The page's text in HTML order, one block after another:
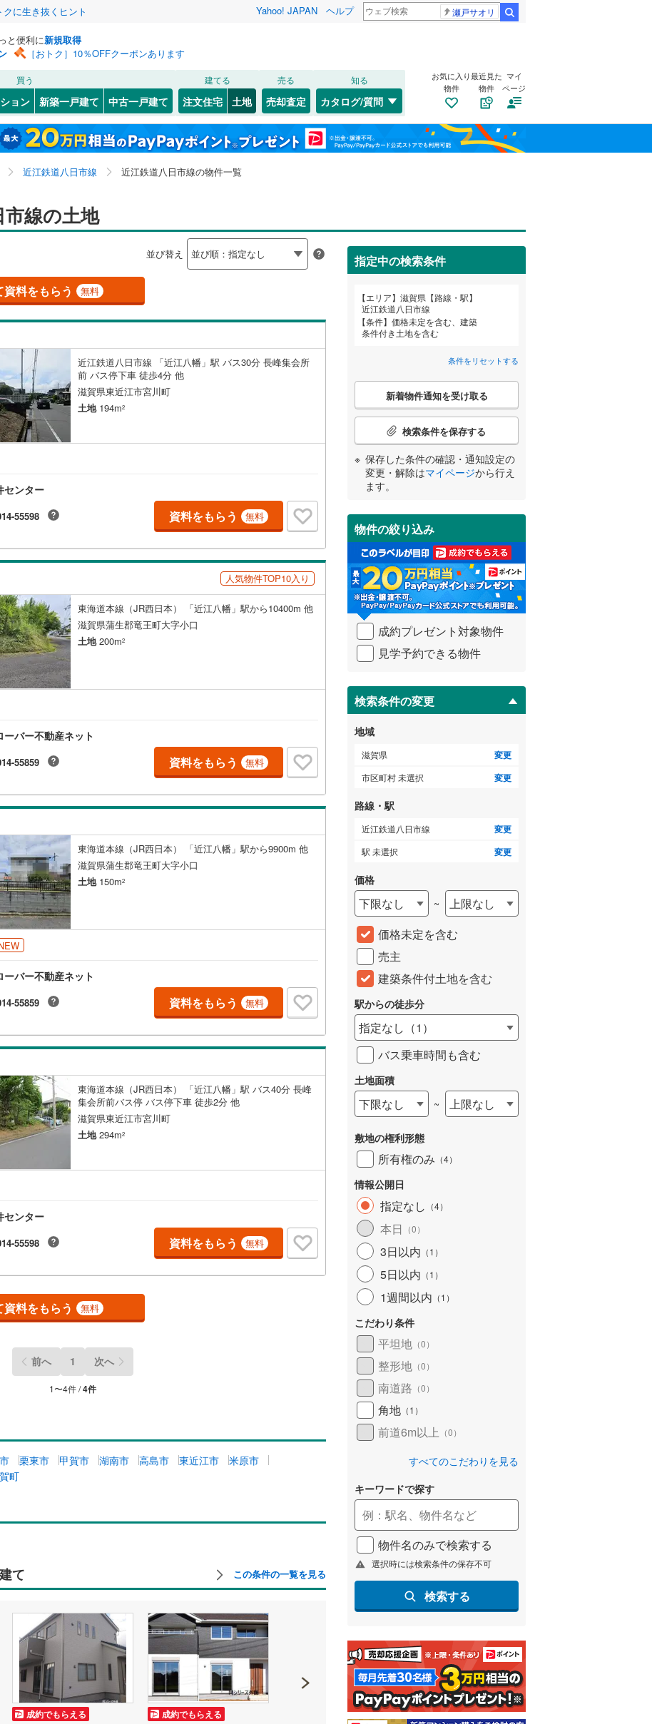
に生き抜くヒント Yahoo! JAPAN ヘルプ 瀬戸サオリ
と便利に新規取得
［おトク］10％OFFクーポンあります
買う
ョン 新築一戸建て 中古一戸建て
建てる
注文住宅 土地
売る
売却査定
知る
カタログ/質問
お気に入り
物件
最近見た
物件
マイ
ページ
近江鉄道八日市線 近江鉄道八日市線の物件一覧
線の土地
並び替え
資料をもらう 無料
近江鉄道八日市線 「近江八幡」駅 バス30分 長峰集会所
前 バス停下車 徒歩4分 他
滋賀県東近江市宮川町
土地194m2
センター
55598 資料をもらう 無料
人気物件TOP10入り
東海道本線（JR西日本） 「近江八幡」駅から10400m 他
滋賀県蒲生郡竜王町大字小口
土地200m2
ーバー不動産ネット
55859 資料をもらう 無料
東海道本線（JR西日本） 「近江八幡」駅から9900m 他
滋賀県蒲生郡竜王町大字小口
土地150m2
ーバー不動産ネット
55859 資料をもらう 無料
東海道本線（JR西日本） 「近江八幡」駅 バス40分 長峰
集会所前バス停 バス停下車 徒歩2分 他
滋賀県東近江市宮川町
土地294m2
センター
55598 資料をもらう 無料
資料をもらう 無料
前へ 1 次へ
1〜4件 /4件
栗東市 甲賀市 湖南市 高島市 東近江市
米原市
町
て この条件の一覧を見る
成約でもらえる 成約でもらえる 成約でもらえる 成約でもらえる
指定中の検索条件
エリア
滋賀県【路線・駅】
近江鉄道八日市線
条件
価格未定を含む、建築
条件付き土地を含む
条件をリセットする
こ
検
条
件
受
け
取
る
・
条
件
を
イ
ペ
ジ
に
保
存
す
る
新着物件通知を受け取る
検索条件を保存する
保存した条件の確認・通知設定の
変更・解除はマイページから行え
ます。
物件の絞り込み
成約プレゼント対象物件
見学予約できる物件
検索条件の変更
地域
滋賀県 変更
市区町村 未選択 変更
路線・駅
近江鉄道八日市線 変更
駅 未選択 変更
価格
下限なし ~
上限なし
価格未定を含む
売主
建築条件付土地を含む
駅からの徒歩分
指定なし （1 ）
バス乗車時間も含む
土地面積
下限なし ~ 上限なし
敷地の権利形態
所有権のみ （4）
情報公開日
指定なし （4）
本日 （0）
3日以内 （1 ）
5日以内 （1 ）
1週間以内 （1 ）
こだわり条件
平坦地 （0）
整形地 （0）
南道路 （0）
角地 （1 ）
前道6m以上 （0）
すべてのこだわりを見る
キーワードで探す
物件名のみで検索する
選択時には検索条件の保存不可
検索する
岩手 宮城 秋田 山形 福島
神奈川 埼玉 千葉
長野
三重
兵庫
島根 岡山 広島 山口
香川 愛媛 高知
佐賀 長崎 鹿児島 沖縄
条件をリセットする
93) 彦根市(23) 長浜市(30)
市(0) 草津市(12) 守山市(3)
8) 甲賀市(29)
2)
2) 蒲生郡日野町(41) 蒲生郡竜王町(3)
犬上郡豊郷町 (0) 犬上郡甲良町(0)
賀町(1)
条件をリセットする
条件をリセットする
線（JR東海）(2) 東海道本線（JR西日本）(76) 北陸本線(29
176) 草津線(44) 東海道新幹線
近江本線(80) 近江鉄道多賀線(2) 近江鉄道八日市線(4)
条件をリセットする
(0) (0) (0) (0) (0)
条件をリセットする
、建ち方、日当たり
上（0） 角地（1） 南道路（0）
0） 整形地（0） 古家あり（0）
（0）
駅が始発駅（0）
ン内見(相談)可（0） IT重説可（0）
ン対応とは？ 詳しく見る
条件をリセットする
検索条件を保存しました
この検索条件の新着物件通知は、 マイページから設定できます。
保存した条件を見る
滋賀県、近江鉄道八日市線、価格未定を含む、建築条件
付き土地を含む
検索条件を保存する
マイページ
お気に入りリストを見る
閉じる
お気に入りリストを見る
閉じる